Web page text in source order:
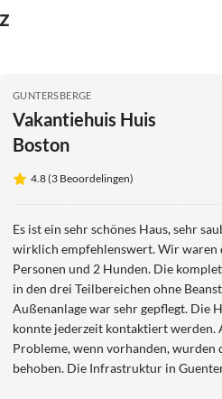
GUNTERSBERGE
Vakantiehuis Huis
Boston
4.8 (3 Beoordelingen)
Es ist ein sehr schönes Haus, sehr
wirklich empfehlenswert. Wir waren
Personen und 2 Hunden. Die
in den drei Teilbereichen ohne
Außenanlage war sehr gepflegt. Die
konnte jederzeit kontaktiert werden.
Probleme, wenn vorhanden, wurden
behoben. Die Infrastruktur in